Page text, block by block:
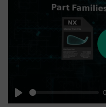
Play